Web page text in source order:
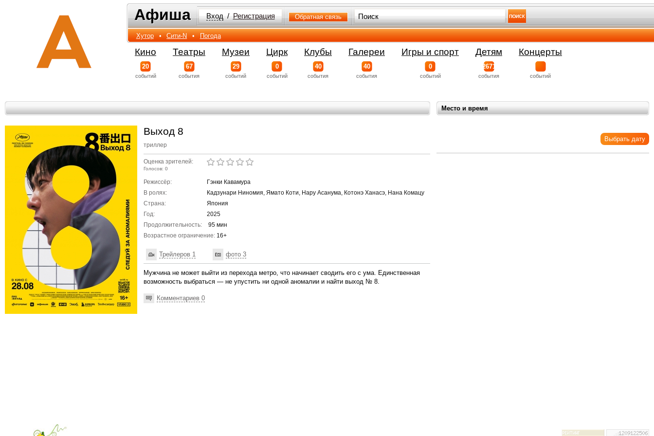
Афиша
Афиша Вход / Регистрация Обратная связь
Хутор • Сити-N • Погода
Кино
20
событий
Театры
67
события
Музеи
29
событий
Цирк
0
событий
Клубы
40
события
Галереи
40
события
Игры и спорт
0
событий
Детям
2671
события
Концерты
событий
Место и время
Выбрать дату
Выход 8
триллер
Оценка зрителей:
Голосов: 0
Режиссёр:
Гэнки Кавамура
В ролях:
Кадзунари Ниномия, Ямато Коти, Нару Асанума, Котонэ Ханасэ, Нана Комацу
Страна:
Япония
Год:
2025
Продолжительность:
95 мин
Возрастное ограничение: 16+
Трейлеров 1 фото 3
Мужчина не может выйти из перехода метро, что начинает сводить его с ума. Единственная
возможность выбраться — не упустить ни одной аномалии и найти выход № 8.
Комментариев 0